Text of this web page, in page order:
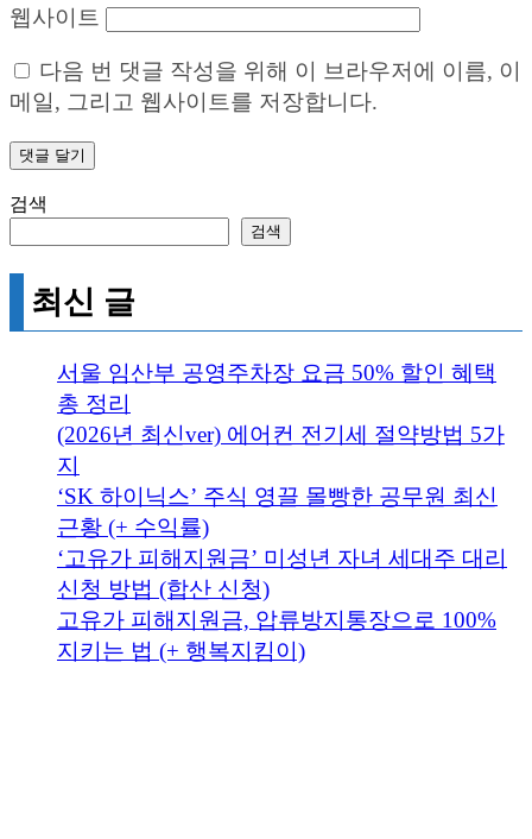
웹사이트
다음 번 댓글 작성을 위해 이 브라우저에 이름, 이
메일, 그리고 웹사이트를 저장합니다.
검색
검색
최신 글
서울 임산부 공영주차장 요금 50% 할인 혜택
총 정리
(2026년 최신ver) 에어컨 전기세 절약방법 5가
지
‘SK 하이닉스’ 주식 영끌 몰빵한 공무원 최신
근황 (+ 수익률)
‘고유가 피해지원금’ 미성년 자녀 세대주 대리
신청 방법 (합산 신청)
고유가 피해지원금, 압류방지통장으로 100%
지키는 법 (+ 행복지킴이)